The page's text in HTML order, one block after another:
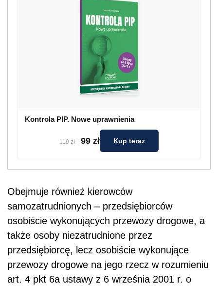
Kontrola PIP. Nowe uprawnienia
119 zł 99 zł Kup teraz
Obejmuje również kierowców
samozatrudnionych – przedsiębiorców
osobiście wykonujących przewozy drogowe, a
także osoby niezatrudnione przez
przedsiębiorcę, lecz osobiście wykonujące
przewozy drogowe na jego rzecz w rozumieniu
art. 4 pkt 6a ustawy z 6 września 2001 r. o